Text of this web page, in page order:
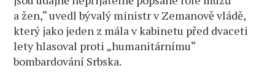
a žen,“ uvedl bývalý ministr v Zemanově vládě,
který jako jeden z mála v kabinetu před dvaceti
lety hlasoval proti „humanitárnímu“
bombardování Srbska.